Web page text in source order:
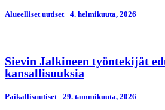
Alueelliset uutiset 4. helmikuuta, 2026
Sievin Jalkineen työntekijät
kansallisuuksia
Paikallisuutiset 29. tammikuuta, 2026